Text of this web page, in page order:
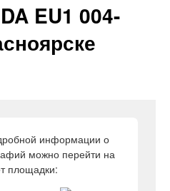
EU1 004-
информации о
можно перейти на
площадки: